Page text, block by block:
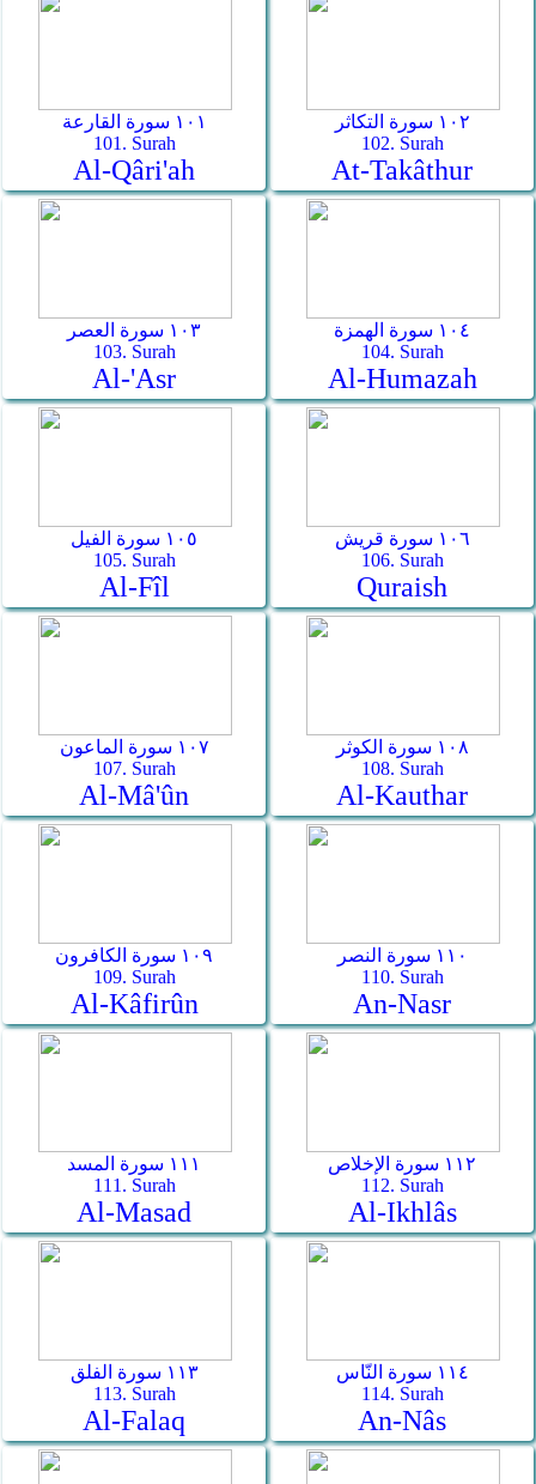
١٠١ سورة القارعة
101. Surah
Al-Qâri'ah
١٠٢ سورة التكاثر
102. Surah
At-Takâthur
١٠٣ سورة العصر
103. Surah
Al-'Asr
١٠٤ سورة الهمزة
104. Surah
Al-Humazah
١٠٥ سورة الفيل
105. Surah
Al-Fîl
١٠٦ سورة قريش
106. Surah
Quraish
١٠٧ سورة الماعون
107. Surah
Al-Mâ'ûn
١٠٨ سورة الكوثر
108. Surah
Al-Kauthar
١٠٩ سورة الكافرون
109. Surah
Al-Kâfirûn
١١٠ سورة النصر
110. Surah
An-Nasr
١١١ سورة المسد
111. Surah
Al-Masad
١١٢ سورة الإخلاص
112. Surah
Al-Ikhlâs
١١٣ سورة الفلق
113. Surah
Al-Falaq
١١٤ سورة النّاس
114. Surah
An-Nâs